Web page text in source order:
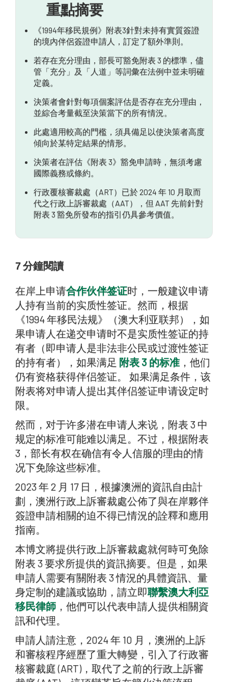
岸上合伙人签证的豁免
与澳大利亚移民律师合作
重點摘要
《1994年移民規例》附表3針對未持有實質簽證
的境內伴侶簽證申請人，訂定了額外準則。
若存在充分理由，部長可豁免附表 3 的標準，儘
管「充分」及「人道」等詞彙在法例中並未明確
定義。
決策者會針對每項個案評估是否存在充分理由，
並綜合考量截至決策當下的所有情況。
此處適用較高的門檻，須具備足以使決策者高度
傾向於某特定結果的情形。
決策者在評估《附表 3》豁免申請時，無須考慮
國際義務或條約。
行政覆核審裁處（ART）已於 2024 年 10 月取而
代之行政上訴審裁處（AAT），但 AAT 先前針對
附表 3 豁免所發布的指引仍具參考價值。
7分鐘閱讀
在岸上申请合作伙伴签证时，一般建议申请
人持有当前的实质性签证。然而，根据
《1994 年移民法规》（澳大利亚联邦），如
果申请人在递交申请时不是实质性签证的持
有者（即申请人是非法非公民或过渡性签证
的持有者），如果满足 附表 3 的标准 ，他们
仍有资格获得伴侣签证。 如果满足条件，该
附表将对申请人提出其伴侣签证申请设定时
限。
然而，对于许多潜在申请人来说，附表 3 中
规定的标准可能难以满足。不过，根据附表
3，部长有权在确信有令人信服的理由的情
况下免除这些标准。
2023 年 2 月 17 日，根據澳洲的資訊自由計
劃，澳洲行政上訴審裁處公佈了與在岸夥伴
簽證申請相關的迫不得已情況的詮釋和應用
指南。
本博文將提供行政上訴審裁處就何時可免除
附表 3 要求所提供的資訊摘要。但是，如果
申請人需要有關附表 3 情況的具體資訊、量
身定制的建議或協助，請立即聯繫澳大利亞
移民律師 ，他們可以代表申請人提供相關資
訊和代理。
申請人請注意，2024 年 10 月，澳洲的上訴
和審核程序經歷了重大轉變，引入了行政審
核審裁庭 (ART)，取代了之前的行政上訴審